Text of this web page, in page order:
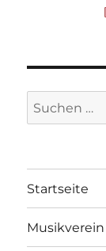
Suchen
nach:
Startseite
Musikverein